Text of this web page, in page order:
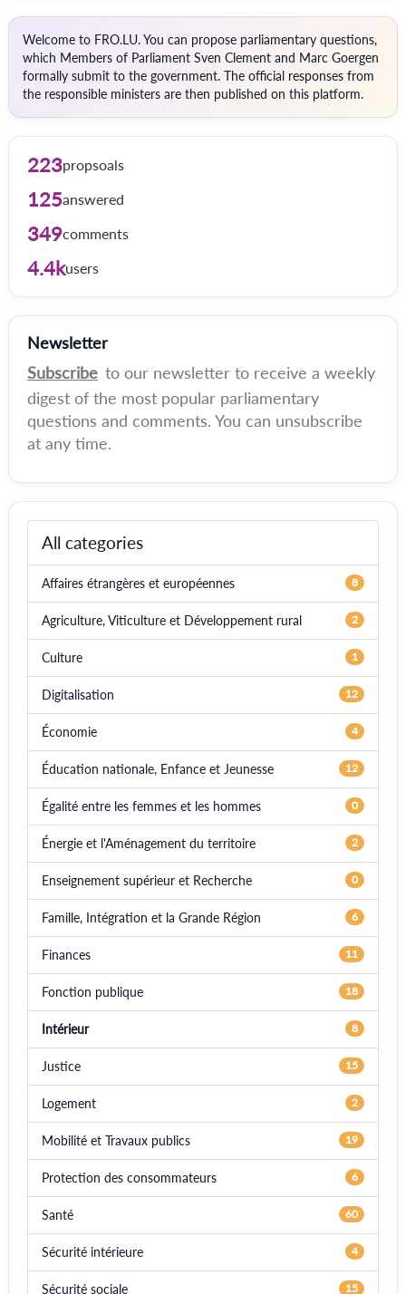
Welcome to FRO.LU. You can propose parliamentary questions,
which Members of Parliament Sven Clement and Marc Goergen
formally submit to the government. The official responses from
the responsible ministers are then published on this platform.
223propsoals
125answered
349comments
4.4kusers
Newsletter
Subscribe to our newsletter to receive a weekly
digest of the most popular parliamentary
questions and comments. You can unsubscribe
at any time.
All categories
Affaires étrangères et européennes 8
Agriculture, Viticulture et Développement rural 2
Culture 1
Digitalisation 12
Économie 4
Éducation nationale, Enfance et Jeunesse 12
Égalité entre les femmes et les hommes 0
Énergie et l'Aménagement du territoire 2
Enseignement supérieur et Recherche 0
Famille, Intégration et la Grande Région 6
Finances 11
Fonction publique 18
Intérieur 8
Justice 15
Logement 2
Mobilité et Travaux publics 19
Protection des consommateurs 6
Santé 60
Sécurité intérieure 4
Sécurité sociale 15